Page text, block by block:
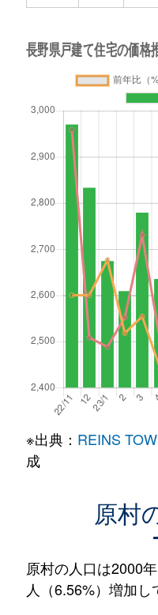
※出典： REINS
成
原村
原村の人口は2000
人（6.56%）増加し